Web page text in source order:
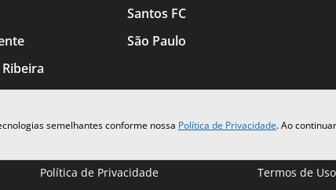
semelhantes conforme nossa Política de Privacidade. Ao
Santos FC
São Paulo
Política de Privacidade Termos de Uso